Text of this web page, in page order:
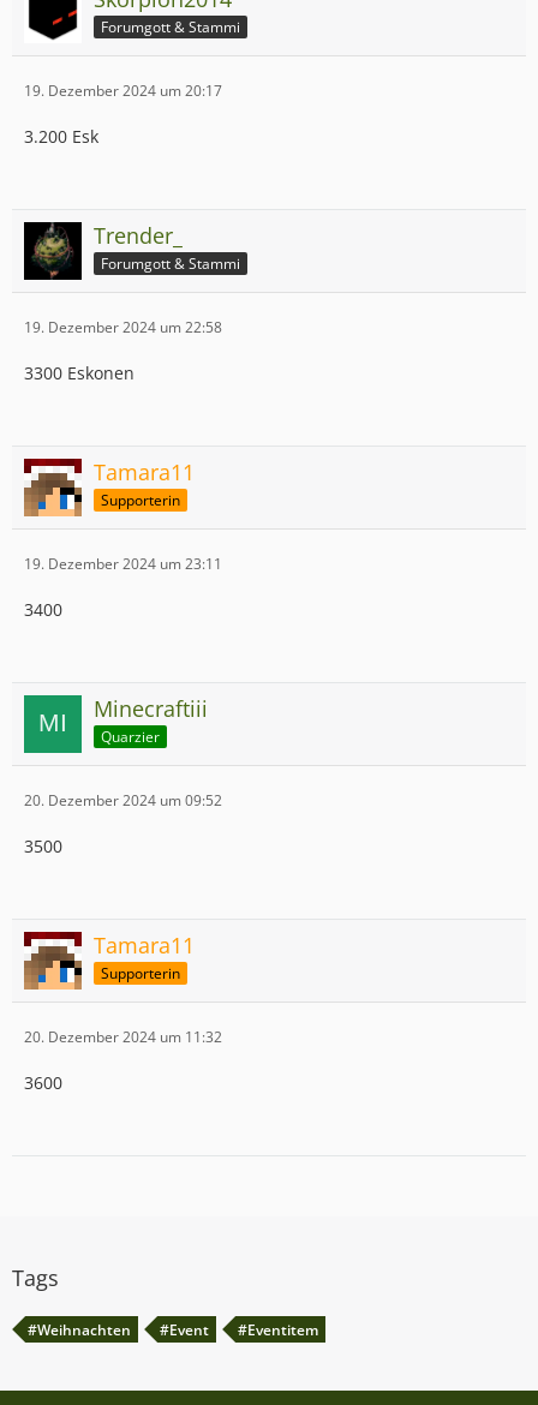
Forumgott & Stammi
19. Dezember 2024 um 20:17
3.200 Esk
Trender_
Forumgott & Stammi
19. Dezember 2024 um 22:58
3300 Eskonen
Tamara11
Supporterin
19. Dezember 2024 um 23:11
3400
Minecraftiii
Quarzier
20. Dezember 2024 um 09:52
3500
Tamara11
Supporterin
20. Dezember 2024 um 11:32
3600
Tags
#Weihnachten #Event #Eventitem